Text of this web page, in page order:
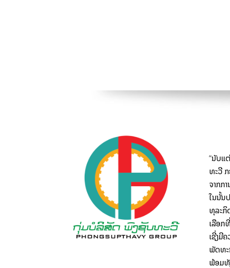
“ນັບ​ແ
ທະວີ
ຈາກ​ກ
ໃນ​ນັ້ນ
ທຸລະກິ
ເລືອກ
ເຊີ່ງມີ
ພັດທະ
ພ້ອມທັ